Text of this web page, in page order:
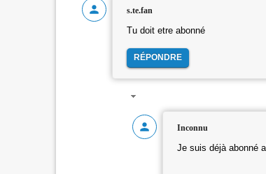
s.te.fan
Tu doit etre abonné
RÉPONDRE
Inconnu
Je suis déjà abonné